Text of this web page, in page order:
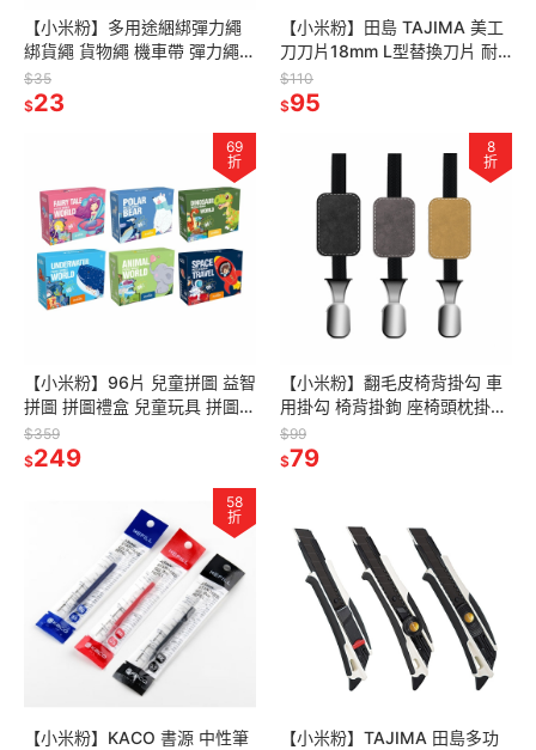
【小米粉】多用途綑綁彈力繩
綁貨繩 貨物繩 機車帶 彈力繩
雙勾彈力繩 彈力帶 綁繩 綁帶
雙勾 帳篷拉繩 露營繩
$35
$23
【小米粉】田島 TAJIMA 美工
刀刀片18mm L型替換刀片 耐
用型 刀片 密刃 黑刃 LB50DH
CB50RBKH
$110
$95
69
折
【小米粉】96片 兒童拼圖 益智
拼圖 拼圖禮盒 兒童玩具 拼圖教
具 幼兒拼圖 益智玩具 教具 聖
誕禮物 兒童禮物
$359
$249
8
折
【小米粉】翻毛皮椅背掛勾 車
用掛勾 椅背掛鉤 座椅頭枕掛勾
汽車掛勾 椅背收納 車用收納 車
內掛鉤 車用置物
$99
$79
58
折
【小米粉】KACO 書源 中性筆
【小米粉】TAJIMA 田島多功